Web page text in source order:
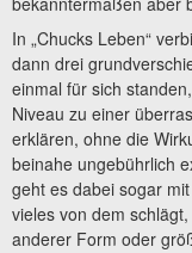
In „Chucks Leben“
dann drei
einmal für sich
Niveau zu einer
erklären, ohne die
beinahe ungebührlich
geht es dabei sogar
vieles von dem
anderer Form oder